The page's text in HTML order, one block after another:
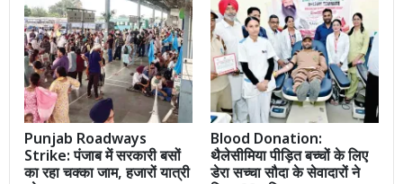
Punjab Roadways
Strike: पंजाब में सरकारी बसों
का रहा चक्का जाम, हजारों यात्री
Blood Donation:
थैलेसीमिया पीड़ित बच्चों के लिए
डेरा सच्चा सौदा के सेवादारों ने